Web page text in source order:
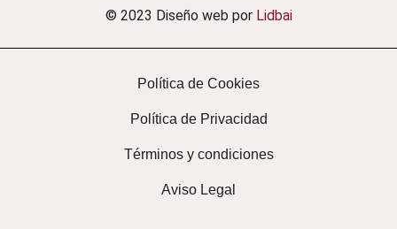
© 2023 Diseño web por Lidbai
Política de Cookies
Política de Privacidad
Términos y condiciones
Aviso Legal